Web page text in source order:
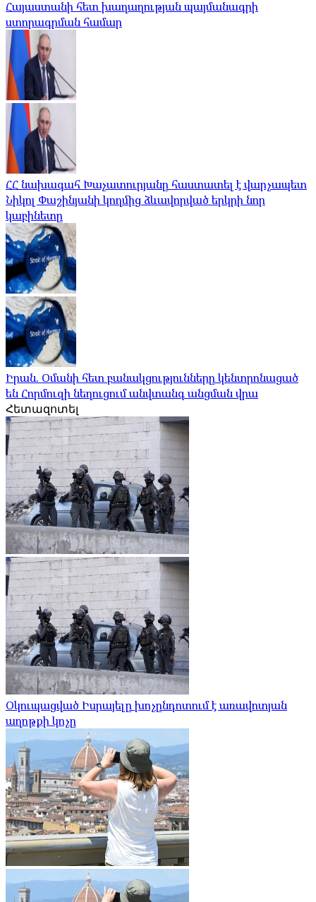
Հայաստանի հետ խաղաղության պայմանագրի
ստորագրման համար
ՀՀ նախագահ Խաչատուրյանը հաստատել է վարչապետ
Նիկոլ Փաշինյանի կողմից ձևավորված երկրի նոր
կաբինետը
Իրան. Օմանի հետ բանակցությունները կենտրոնացած
են Հորմուզի նեղուցում անվտանգ անցման վրա
Հետազոտել
Օկուպացված Իսրայելը խոչընդոտում է առավոտյան
աղոթքի կոչը